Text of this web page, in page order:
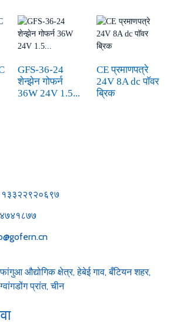
GFS-36-24
शेन्झेन गोफर्न
36W 24V 1.5...
CE प्रमाणपत्रे
24V 8A dc पॉवर
ब्रिक
१३३२२९२०६९७
औद्योगिक क्षेत्र, हेबेई गाव, बँटियन शहर,
प्रांत, चीन